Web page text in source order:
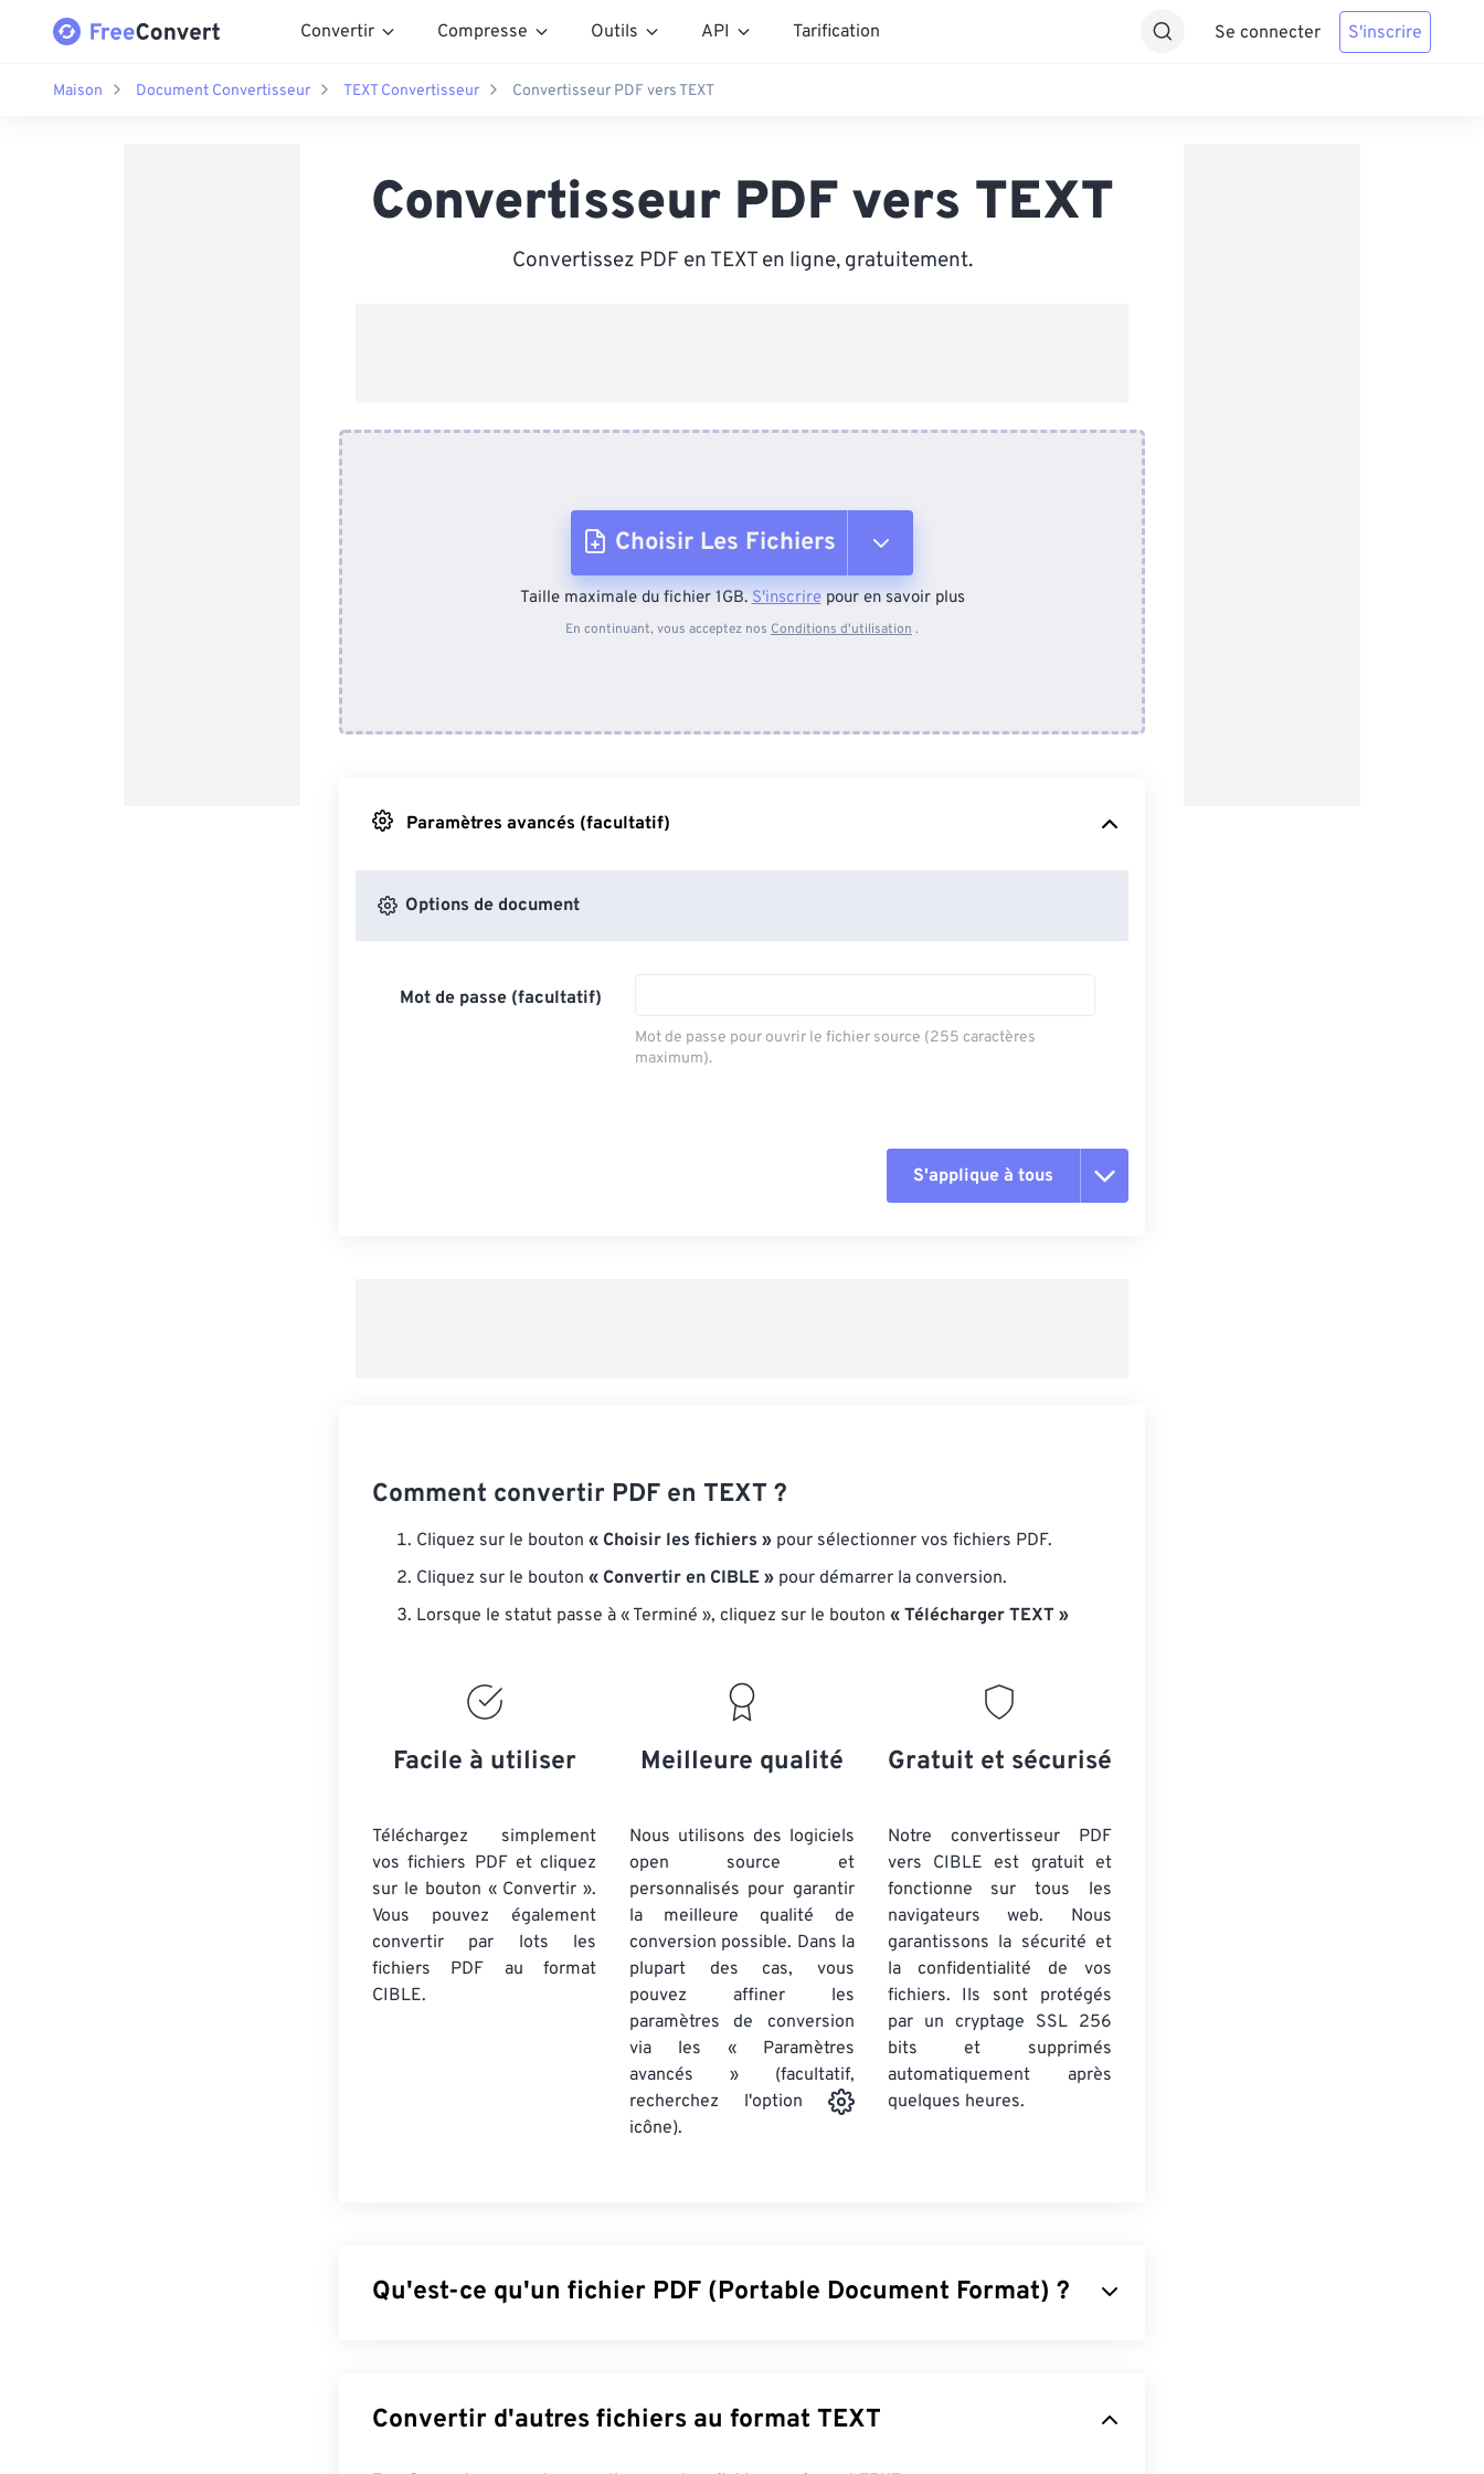
Convertir Compresse Outils API Tarification Se connecter S'inscrire
Maison Document Convertisseur TEXT Convertisseur Convertisseur PDF vers TEXT
Convertisseur PDF vers TEXT
Convertissez PDF en TEXT en ligne, gratuitement.
Choisir Les Fichiers
Depuis l'appareil
Taille maximale du fichier 1GB.S'inscrirepour en savoir plus
En continuant, vous acceptez nos Conditions d'utilisation .
Paramètres avancés (facultatif)
Options de document
Mot de passe (facultatif)
Mot de passe pour ouvrir le fichier source (255 caractères
maximum).
S'applique à tous
Comment convertir PDF en TEXT ?
Cliquez sur le bouton « Choisir les fichiers » pour sélectionner vos fichiers PDF.
Cliquez sur le bouton « Convertir en CIBLE » pour démarrer la conversion.
Lorsque le statut passe à « Terminé », cliquez sur le bouton « Télécharger TEXT »
Facile à utiliser
Téléchargez simplement
vos fichiers PDF et cliquez
sur le bouton « Convertir ».
Vous pouvez également
convertir par lots les
fichiers PDF au format
CIBLE.
Meilleure qualité
Nous utilisons des logiciels
open source et
personnalisés pour garantir
la meilleure qualité de
conversion possible. Dans la
plupart des cas, vous
pouvez affiner les
paramètres de conversion
via les « Paramètres
avancés » (facultatif,
recherchez l'option
icône).
Gratuit et sécurisé
Notre convertisseur PDF
vers CIBLE est gratuit et
fonctionne sur tous les
navigateurs web. Nous
garantissons la sécurité et
la confidentialité de vos
fichiers. Ils sont protégés
par un cryptage SSL 256
bits et supprimés
automatiquement après
quelques heures.
Qu'est-ce qu'un fichier PDF (Portable Document Format) ?
formats de fichiers les plus utilisés aujourd'hui. Son succès réside dans sa capacité à
préserver la mise en forme originale des documents. Les fichiers PDF affichent toujours la
Convertir d'autres fichiers au format TEXT